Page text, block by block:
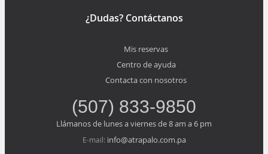
¿Dudas? Contáctanos
Mis reservas
Centro de ayuda
Contacta con nosotros
(507) 833-9850
Llámanos de lunes a viernes de 8 am a 6 pm
E-mail: info@atrapalo.com.pa